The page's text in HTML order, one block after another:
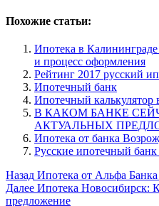
Похожие статьи:
Ипотека в
и процесс оформления
Рейтинг 2017 русский
Ипотечный банк
Ипотечный калькулятор
В КАКОМ БАНКЕ
АКТУАЛЬНЫХ
Ипотека от банка
Русские ипотечный
Post
Navigation
Назад Ипотека от Альфа
Далее Ипотека Новосибирск:
предложение